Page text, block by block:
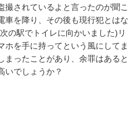
撮されているよと言ったのが聞こ
車を降り、その後も現行犯とはな
の駅でトイレに向かいました)リ
ホを手に持ってという風にしてま
まったことがあり、余罪はあると
いでしょうか？